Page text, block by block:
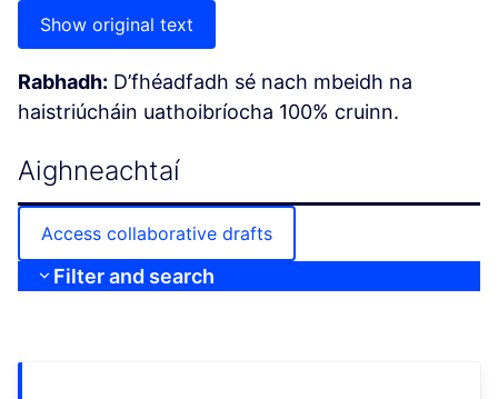
Show original text
Rabhadh: D’fhéadfadh sé nach mbeidh na
haistriúcháin uathoibríocha 100% cruinn.
Aighneachtaí
Access collaborative drafts
Filter and search